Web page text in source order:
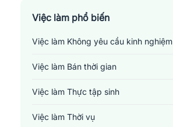
Tài chính - Đầu tư - Chứng khoán
Xây dựng
Y tế - Chăm sóc sức khỏe
Việc làm phổ biến
Việc làm Không yêu cầu kinh nghiệm
Việc làm Bán thời gian
Việc làm Thực tập sinh
Việc làm Thời vụ